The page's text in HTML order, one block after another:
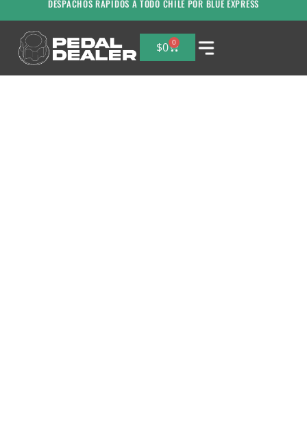
DESPACHOS RAPIDOS A TODO CHILE POR BLUE EXPRESS
$0 0